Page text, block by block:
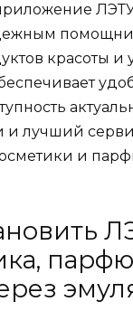
красоты и
лучший
и